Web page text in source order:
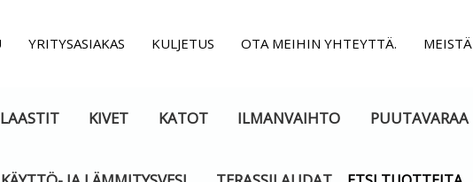
YRITYSASIAKAS KULJETUS OTA MEIHIN YHTEYTTÄ. MEISTÄ
LAASTIT KIVET KATOT ILMANVAIHTO PUUTAVARAA